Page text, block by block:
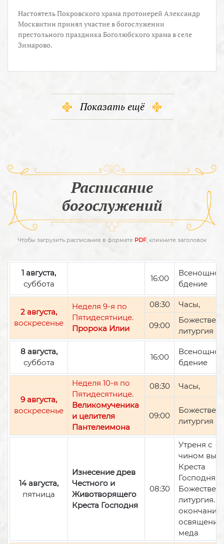
Настоятель Покровского храма протоиерей Александр
Москвитин принял участие в богослужении
престольного праздника Боголюбского храма в селе
Зимарово.
Показать ещё
Расписание
богослужений
Чтобы загрузить расписание в формате PDF, кликните заголовок
1 августа,
суббота
16:00
Всенощное
бдение
2 августа,
воскресенье
Неделя 9-я по
Пятидесятнице.
Пророка Илии
08:30 Часы,
09:00
литургия
8 августа,
суббота
16:00
Всенощное
бдение
9 августа,
воскресенье
Неделя 10-я по
Пятидесятнице.
Великомученика
и целителя
Пантелеимона
08:30 Часы,
09:00
литургия
14 августа,
пятница
Изнесение древ
Честного и
Животворящего
Креста Господня
08:30
Утреня с
чином
Креста
Господня,
литургия.
окончании
освящение
меда